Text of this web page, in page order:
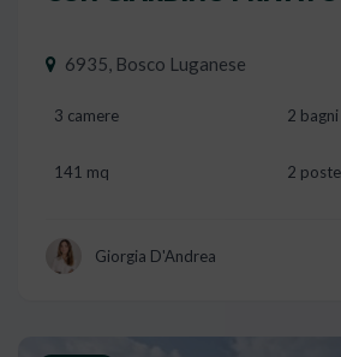
6935, Bosco Luganese
3 camere 2 bagni
141 mq 2
Giorgia D'Andrea